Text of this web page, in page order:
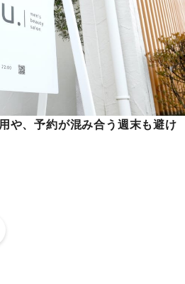
や、予約が混み合う週末も避け